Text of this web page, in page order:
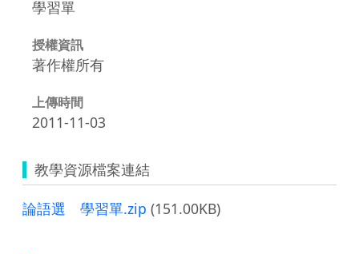
學習單
授權資訊
著作權所有
上傳時間
2011-11-03
教學資源檔案連結
論語選 學習單.zip (151.00KB)